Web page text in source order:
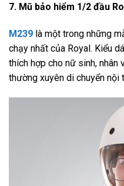
7. Mũ bảo hiểm 1/2 đầu
M239 là một trong những
chạy nhất của Royal. Kiểu
thích hợp cho nữ sinh, nhân
thường xuyên di chuyển nội